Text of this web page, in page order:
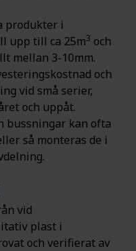
produkter i
upp till ca 25m3 och
mellan 3-10mm.
och
vid små serier,
och uppåt.
bussningar kan ofta
så monteras de i
vid
plast i
och verifierat av